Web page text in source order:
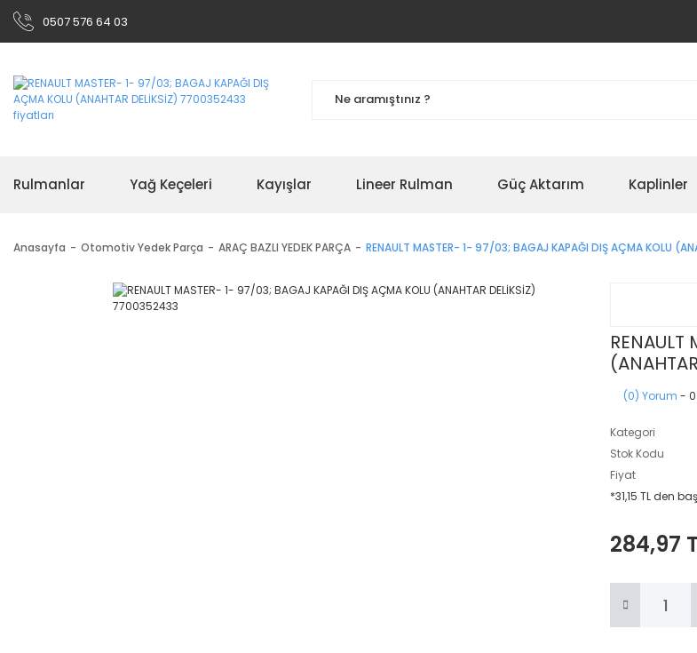
0507 576 64 03
Rulmanlar Yağ Keçeleri Kayışlar Lineer Rulman Güç Aktarım Kaplinler
Anasayfa Otomotiv Yedek Parça ARAÇ BAZLI YEDEK PARÇA RENAULT MASTER- 1- 97/03; BAGAJ KAPAĞI DIŞ AÇMA KOLU
(0) Yorum - 0
Kategori
Stok Kodu
Fiyat
*31,15 TL den
284,97